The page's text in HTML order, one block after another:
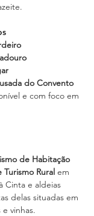
do Convento
e com foco em
de Habitação
Turismo Rural em
Cinta e aldeias
delas situadas em
vinhas.